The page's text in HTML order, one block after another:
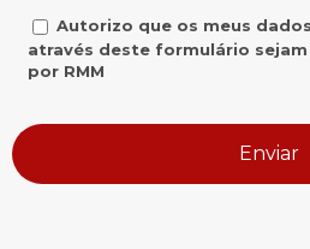
Autorizo que os meus
através deste formulário
por RMM